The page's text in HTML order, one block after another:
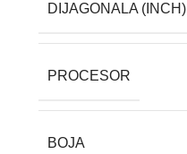
DIJAGONALA (INCH)
PROCESOR
BOJA